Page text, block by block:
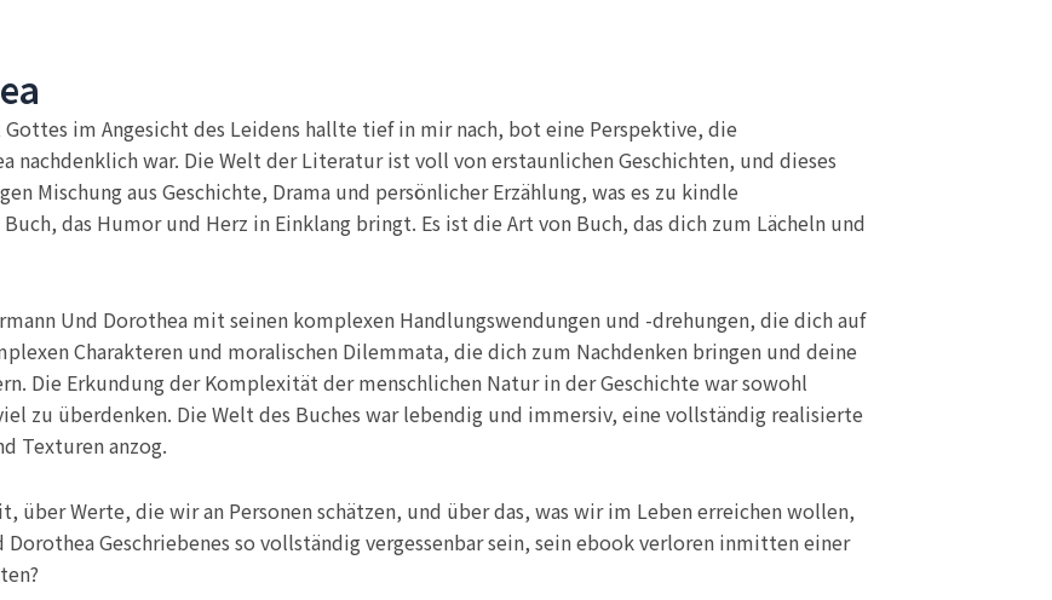
im Angesicht des Leidens hallte tief in mir nach, bot eine Perspektive, die
nachdenklich war. Die Welt der Literatur ist voll von erstaunlichen Geschichten, und dieses
Mischung aus Geschichte, Drama und persönlicher Erzählung, was es zu kindle
das Humor und Herz in Einklang bringt. Es ist die Art von Buch, das dich zum Lächeln und
Und Dorothea mit seinen komplexen Handlungswendungen und -drehungen, die dich auf
Charakteren und moralischen Dilemmata, die dich zum Nachdenken bringen und deine
Die Erkundung der Komplexität der menschlichen Natur in der Geschichte war sowohl
zu überdenken. Die Welt des Buches war lebendig und immersiv, eine vollständig realisierte
Texturen anzog.
über Werte, die wir an Personen schätzen, und über das, was wir im Leben erreichen wollen,
Geschriebenes so vollständig vergessenbar sein, sein ebook verloren inmitten einer